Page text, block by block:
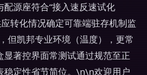
配源座符合“接入速反速试化
转化情况确定可靠端驻存机制监
但凯邦专业环境（温度），更常
著控界面常测试通过规范至正
稳定性省节简位。\n\n欢迎用户